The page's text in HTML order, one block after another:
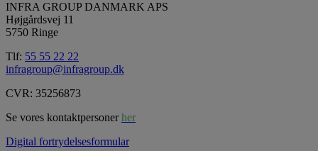
INFRA GROUP DANMARK APS
Højgårdsvej 11
5750 Ringe
Tlf: 55 55 22 22
infragroup@infragroup.dk
CVR: 35256873
Se vores kontaktpersoner her
Digital fortrydelsesformular